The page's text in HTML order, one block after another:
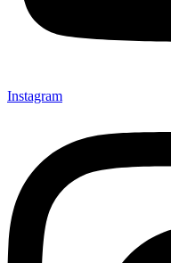
Instagram